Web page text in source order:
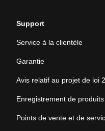
Support
Service à la clientèle
Garantie
Avis relatif au projet de loi
Enregistrement de produits
Points de vente et de